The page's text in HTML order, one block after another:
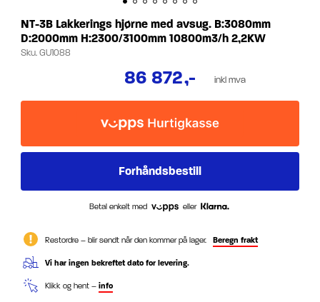
NT-3B Lakkerings hjørne med avsug. B:3080mm
D:2000mm H:2300/3100mm 10800m3/h 2,2KW
Sku.GU1088
86 872,- inkl mva
Betal enkelt med eller
Restordre – blir sendt når den kommer på lager. Beregn frakt
Vi har ingen bekreftet dato for levering.
Klikk og hent – info